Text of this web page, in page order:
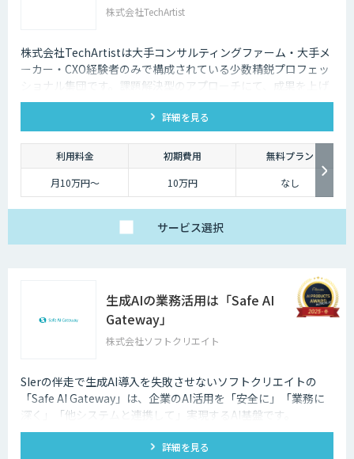
株式会社TechArtist
株式会社TechArtistは大手コンサルティングファーム・大手メ
ーカー・CXO経験者のみで構成されている少数精鋭プロフェッ
ショナル集団です。課題解決型のアプローチにて、成果を上げ
るソリューションを『高速』『高品質』『低予算』でご提供可
詳細を見る
利用料金 初期費用
無料プラン
月10万円〜
10万円 なし
サービス選択
生成AIの業務活用は「Safe AI
Gateway」
株式会社ソフトクリエイト
SIerの伴走で生成AI導入を失敗させないソフトクリエイトの
「Safe AI Gateway」は、企業のAI活用を「安全に」「業務に
深く」「他システムと連携して」実現するAI基盤です。
kintone・Salesforce連携にも対応します。
詳細を見る